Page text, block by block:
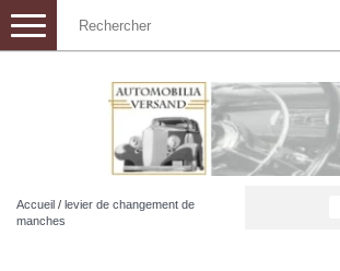
Toggle
navigation
Accueil / levier de changement de
manches